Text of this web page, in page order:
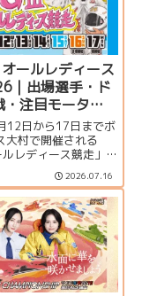
ールレディース
｜出場選手・ド
・注目モータ
ント情報まとめ
12日から17日までボ
大村で開催される
ルレディース競走」の
です。シリーズ展
手一覧、発祥地ドリ
モーター、大村水面
ント、イベント情報
紹介します。
2026.07.16